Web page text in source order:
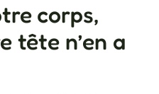
corps,
tête n’en a